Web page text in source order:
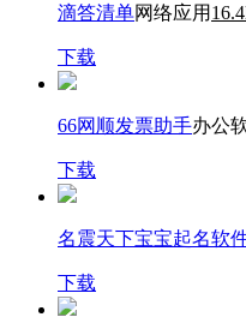
滴答清单网络应用
下载
66网顺发票助手办公
下载
名震天下宝宝起名软
下载